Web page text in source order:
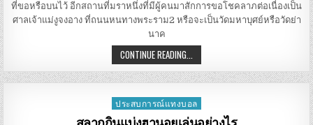
ที่ขอหรือบนไว้ อีกสถานที่มราหนึ่งที่มีผู้คนมาสักการขอโชคลาภต่อเนื่องเป็น
ศาลเจ้าแม่งูจงอาง ที่ถนนหนทางพระราม2 หรือจะเป็นวัดมหาบุศย์หรือวัดย่า
นาค
CONTINUE READING...
การ
บูชา
สิ่ง
เพื่อ
ขอ
เลข
Posted
in
ประสบการณ์แทงบอล